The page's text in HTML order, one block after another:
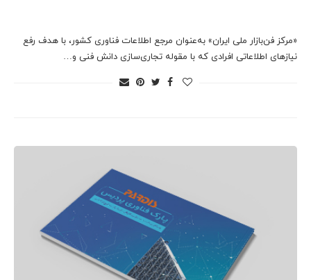
«مركز فن‌بازار ملی ایران» به‌عنوان مرجع اطلاعات فناوری كشور، با هدف رفع
نیازهای اطلاعاتی افرادی كه با مقوله تجاری‌سازی دانش فنی و…